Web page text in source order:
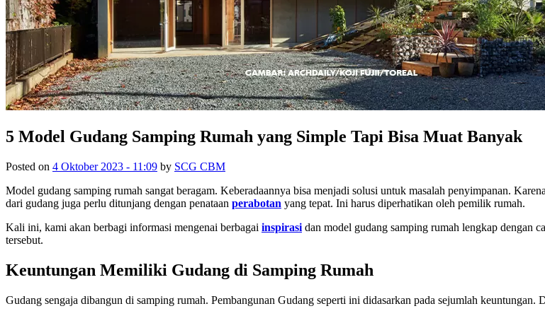
5 Model Gudang Samping Rumah yang Simple Tapi Bisa Muat Banyak
Posted on 4 Oktober 2023 - 11:09 by SCG CBM
Model gudang samping rumah sangat beragam. Keberadaannya bisa menjadi solusi untuk masalah penyimpanan.
dari gudang juga perlu ditunjang dengan penataan perabotan yang tepat. Ini harus diperhatikan oleh pemilik rumah.
Kali ini, kami akan berbagi informasi mengenai berbagai inspirasi dan model gudang samping rumah lengkap dengan
tersebut.
Keuntungan Memiliki Gudang di Samping Rumah
Gudang sengaja dibangun di samping rumah. Pembangunan Gudang seperti ini didasarkan pada sejumlah